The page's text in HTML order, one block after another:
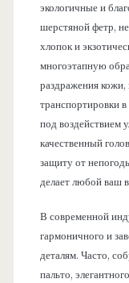
экологичные и
шерстяной фетр,
хлопок и
многоэтапную
раздражения
транспортировки
под воздействием
качественный
защиту от
делает любой ваш
В современной
гармоничного и
деталям. Часто,
пальто,